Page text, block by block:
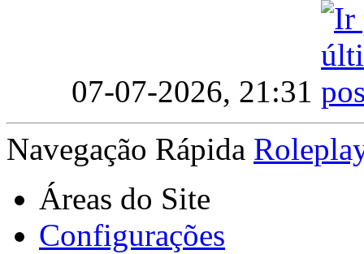
07-07-2026, 21:31
Navegação Rápida
Áreas do Site
Configurações